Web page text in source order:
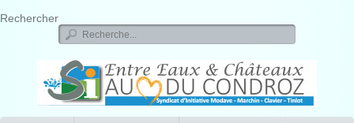
Rechercher